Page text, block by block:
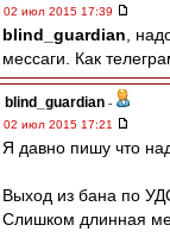
02 июл 2015 17:39
blind_guardian ,
мессаги. Как
blind_guardian -
02 июл 2015 17:21
Я давно пишу что
Выход из бана по
Слишком длинная